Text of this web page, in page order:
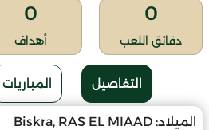
0
دقائق اللعب
0
أهداف
التفاصيل المباريات
الميلاد: Biskra, RAS EL MIAAD